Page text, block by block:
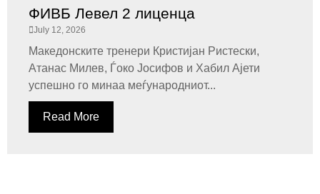
ФИВБ Левел 2 лиценца
July 12, 2026
Македонските тренери Кристијан Ристески,
Атанас Милев, Ѓоко Јосифов и Хабил Ајети
успешно го минаа меѓународниот...
Read More